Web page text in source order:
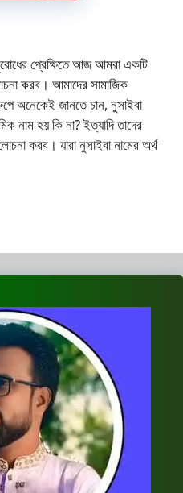
প্রেক্ষিতে আজ আমরা একটি
করব। আমাদের সামাজিক
অনেকেই জানতে চান, নুসাইবা
নাম হয় কি না? ইত্যাদি তাদের
করব। যারা নুসাইবা নামের অর্থ